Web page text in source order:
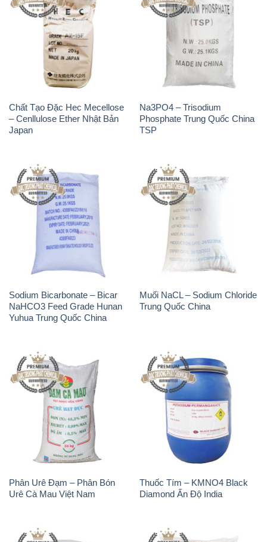
Chất Tạo Đặc Hec Mecellose
– Cenllulose Ether Nhật Bản
Phosphate Trung Quốc China
Sodium Bicarbonate – Bicar
NaHCO3 Feed Grade Hunan
Yuhua Trung Quốc China
Muối NaCL – Sodium Chloride
Trung Quốc China
Phân Urê Đạm – Phân Bón
Urê Cà Mau Việt Nam
Thuốc Tím – KMNO4 Black
Diamond Ấn Độ India